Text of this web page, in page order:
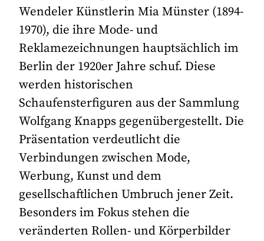
Wendeler Künstlerin Mia Münster (1894-
1970), die ihre Mode- und
Reklamezeichnungen hauptsächlich im
Berlin der 1920er Jahre schuf. Diese
werden historischen
Schaufensterfiguren aus der Sammlung
Wolfgang Knapps gegenübergestellt. Die
Präsentation verdeutlicht die
Verbindungen zwischen Mode,
Werbung, Kunst und dem
gesellschaftlichen Umbruch jener Zeit.
Besonders im Fokus stehen die
veränderten Rollen- und Körperbilder